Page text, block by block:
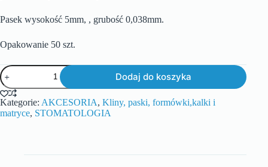
Pasek wysokość 5mm, , grubość 0,038mm.
Opakowanie 50 szt.
Dodaj do koszyka
Kategorie: AKCESORIA, Kliny, paski, formówki,kalki i
matryce, STOMATOLOGIA